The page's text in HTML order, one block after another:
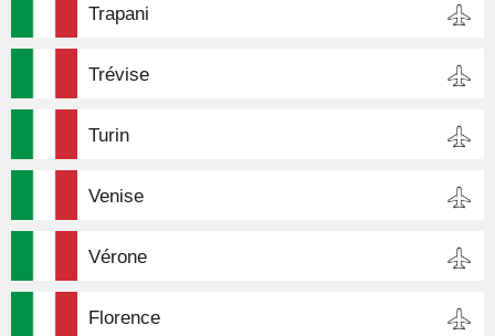
Trapani
Trévise
Turin
Venise
Vérone
Florence